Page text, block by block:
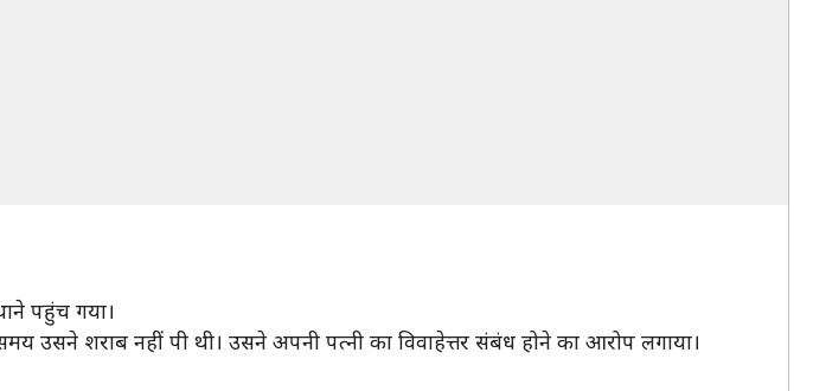
पहुंच गया।
शराब नहीं पी थी। उसने अपनी पत्नी का विवाहेत्तर संबंध होने का आरोप लगाया।